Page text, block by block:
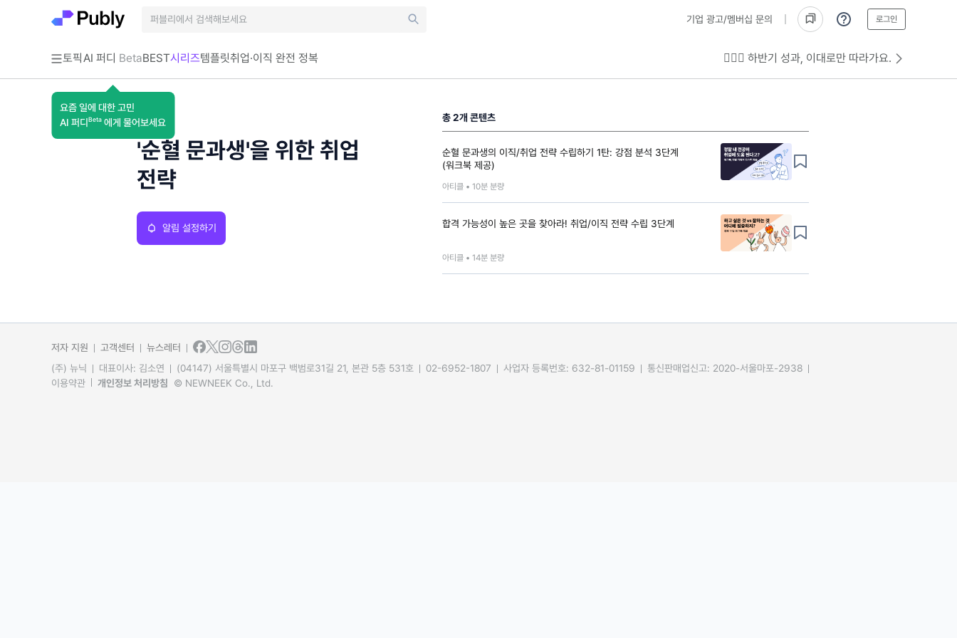
기업 광고/멤버십 문의 로그인
토픽AI 퍼디 Beta
요즘 일에 대한 고민
AI 퍼디 Beta 에게 물어보세요
BEST시리즈템플릿취업·이직 완전 정복 💁🏻‍♂️ 하반기 성과, 이대로만 따라가요.
시리즈
'순혈 문과생'을 위한 취업
전략
알림 설정하기
총2개 콘텐츠
순혈 문과생의 이직/취업 전략 수립하기 1탄: 강점 분석 3단계
(워크북 제공)
아티클 •10분 분량
합격 가능성이 높은 곳을 찾아라! 취업/이직 전략 수립 3단계
아티클 •14분 분량
저자 지원 고객센터
뉴스레터
(주) 뉴닉
대표이사: 김소연 (04147) 서울특별시 마포구 백범로31길 21, 본관 5층 531호 02-6952-1807 사업자 등록번호: 632-81-01159
통신판매업신고: 2020-서울마포-2938
이용약관
개인정보 처리방침 © NEWNEEK Co., Ltd.